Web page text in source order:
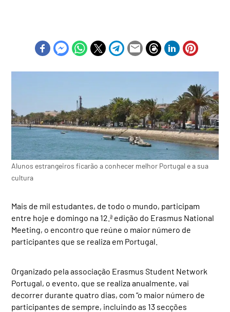
Alunos estrangeiros ficarão a conhecer melhor Portugal e a sua
cultura
Mais de mil estudantes, de todo o mundo, participam
entre hoje e domingo na 12.ª edição do Erasmus National
Meeting, o encontro que reúne o maior número de
participantes que se realiza em Portugal.
Organizado pela associação Erasmus Student Network
Portugal, o evento, que se realiza anualmente, vai
decorrer durante quatro dias, com “o maior número de
participantes de sempre, incluindo as 13 secções